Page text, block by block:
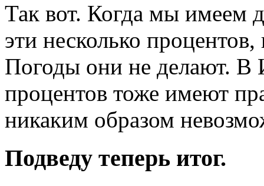
Так вот. Когда мы
эти несколько
Погоды они не делают. В
процентов тоже имеют
никаким образом
Подведу теперь итог.